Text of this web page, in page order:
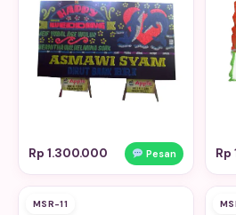
Rp 1.300.000 Pesan Rp
MSR-11